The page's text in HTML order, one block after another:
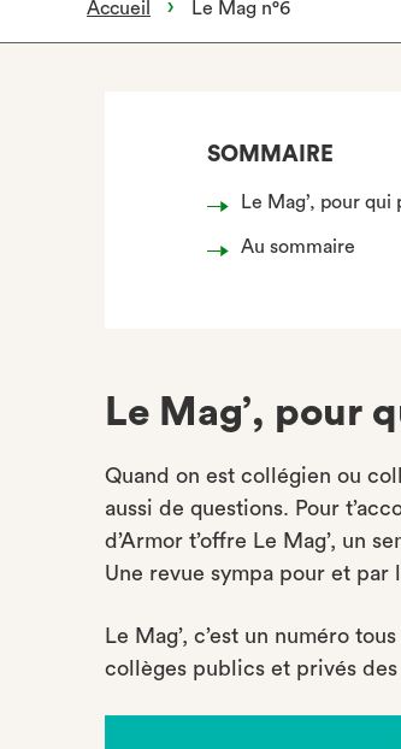
Accueil Le Mag n°6
SOMMAIRE
Le Mag’, pour qui
Au sommaire
Le Mag’, pour
Quand on est collégien ou
aussi de questions. Pour
d’Armor t’offre Le Mag’, un
Une revue sympa pour et par
Le Mag’, c’est un numéro
collèges publics et privés des